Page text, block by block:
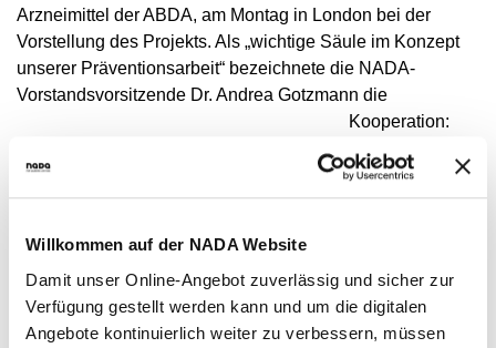
Willkommen auf der NADA Website
Damit unser Online-Angebot zuverlässig und sicher zur
Verfügung gestellt werden kann und um die digitalen
Angebote kontinuierlich weiter zu verbessern, müssen
Arzneimittel der ABDA, am Montag in London bei der
Vorstellung des Projekts. Als „wichtige Säule im Konzept
unserer Präventionsarbeit“ bezeichnete die NADA-
Vorstandsvorsitzende Dr. Andrea Gotzmann die
Kooperation:
sind eine
äußerst wichtige